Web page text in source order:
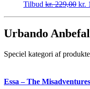
Tilbud kr.229,00 kr.
Urbando
Speciel kategori af
Essa – The